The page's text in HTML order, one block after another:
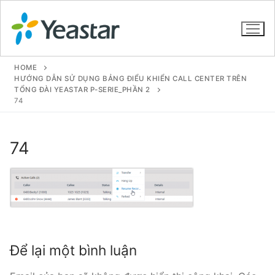
Tổng đài VoIP Yeastar S412
Tổng đài VoIP Yeastar S50
Tổng đài VoIP Yeastar S100
HOME
HƯỚNG DẪN SỬ DỤNG BẢNG ĐIỂU KHIỂN CALL CENTER TRÊN
TỔNG ĐÀI YEASTAR P-SERIE_PHẦN 2
74
74
Để lại một bình luận